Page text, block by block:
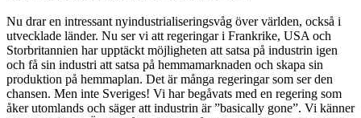
Nu drar en intressant nyindustrialiseringsvåg över världen, också i
utvecklade länder. Nu ser vi att regeringar i Frankrike, USA och
Storbritannien har upptäckt möjligheten att satsa på industrin igen
och få sin industri att satsa på hemmamarknaden och skapa sin
produktion på hemmaplan. Det är många regeringar som ser den
chansen. Men inte Sveriges! Vi har begåvats med en regering som
åker utomlands och säger att industrin är ”basically gone”. Vi känner